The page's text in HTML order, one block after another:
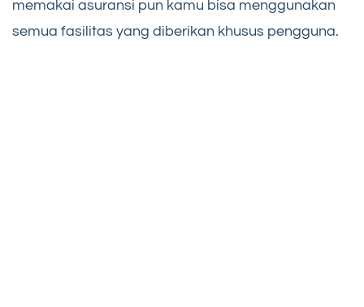
memakai asuransi pun kamu bisa menggunakan
semua fasilitas yang diberikan khusus pengguna.